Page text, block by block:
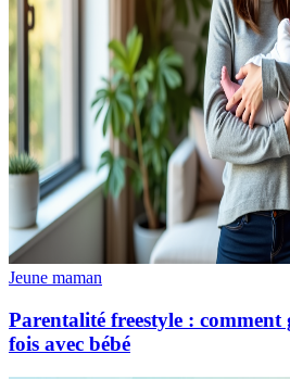
Jeune maman
Parentalité freestyle : comment
fois avec bébé